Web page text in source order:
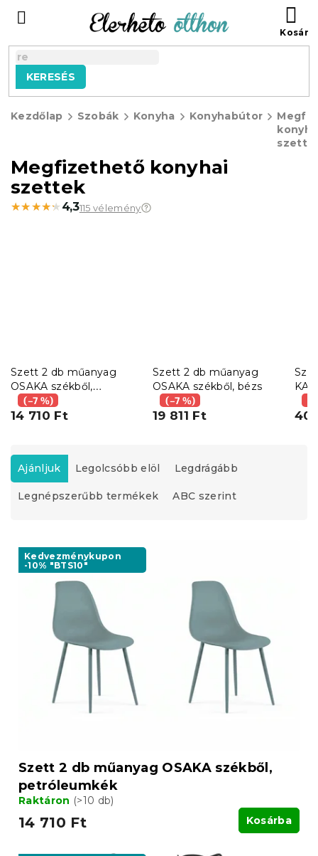
tartalomhoz
KERESÉS
Kezdőlap Szobák Konyha Konyhabútor
Megfizethető konyhai
szettek
★★★★★
★★★★★ 4,3115 vélemény
Szett 2 db műanyag
OSAKA székből,
petróleumkék
(–7 %)
14 710 Ft
Szett 2 db műanyag
OSAKA székből, bézs
(–7 %)
19 811 Ft 40
T
e
r
m
e
Ajánljuk Legolcsóbb elöl Legdrágább
Legnépszerűbb termékek ABC szerint
Kedvezménykupon
-10% "BTS10"
Szett 2 db műanyag OSAKA székből,
petróleumkék
Raktáron (>10 db)
14 710 Ft Kosárba